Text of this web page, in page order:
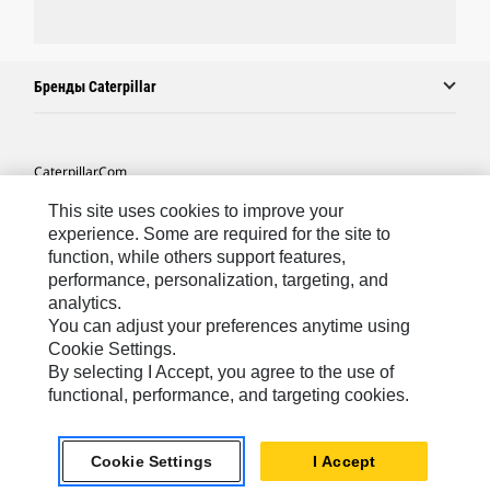
Бренды Caterpillar
Caterpillar.com
Связаться С Caterpillar
Карта Сайта
Cookie Settings
Юридическая Информация
Конфиденциальность Личных Данных
CIS - Russian© 2026 Caterpillar. Все права сохранены.
This site uses cookies to improve your
experience. Some are required for the site to
function, while others support features,
performance, personalization, targeting, and
analytics.
You can adjust your preferences anytime using
Cookie Settings.
By selecting I Accept, you agree to the use of
functional, performance, and targeting cookies.
Cookie Settings I Accept